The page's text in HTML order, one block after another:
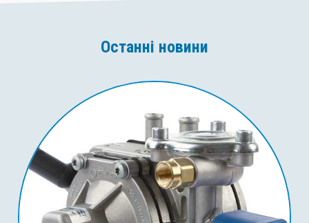
Останні новини